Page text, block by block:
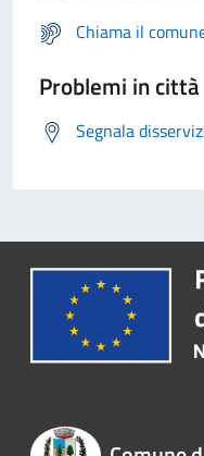
Chiama il
Problemi in città
Segnala